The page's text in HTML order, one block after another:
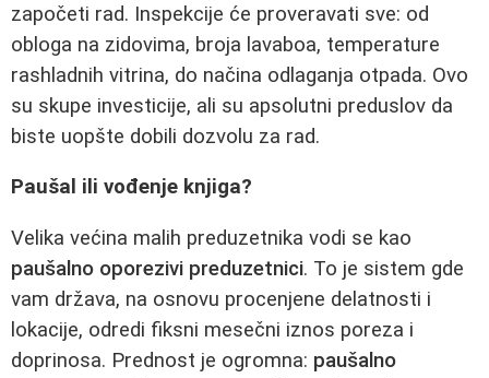
započeti rad. Inspekcije će proveravati sve: od
obloga na zidovima, broja lavaboa, temperature
rashladnih vitrina, do načina odlaganja otpada. Ovo
su skupe investicije, ali su apsolutni preduslov da
biste uopšte dobili dozvolu za rad.
Paušal ili vođenje knjiga?
Velika većina malih preduzetnika vodi se kao
paušalno oporezivi preduzetnici. To je sistem gde
vam država, na osnovu procenjene delatnosti i
lokacije, odredi fiksni mesečni iznos poreza i
doprinosa. Prednost je ogromna: paušalno